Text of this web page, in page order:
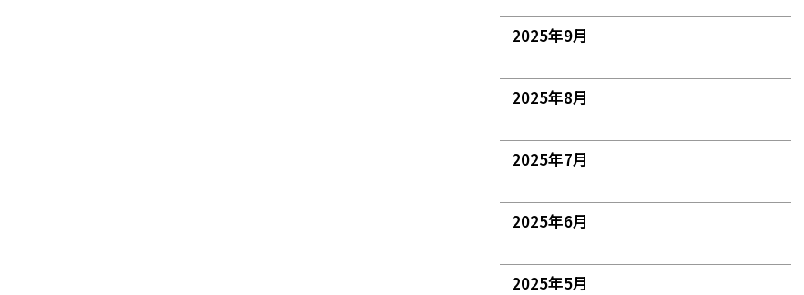
2025年9月
2025年8月
2025年7月
2025年6月
2025年5月